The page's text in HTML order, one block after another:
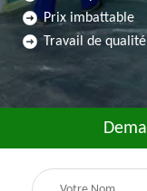
Prix imbattable
Travail de qualité